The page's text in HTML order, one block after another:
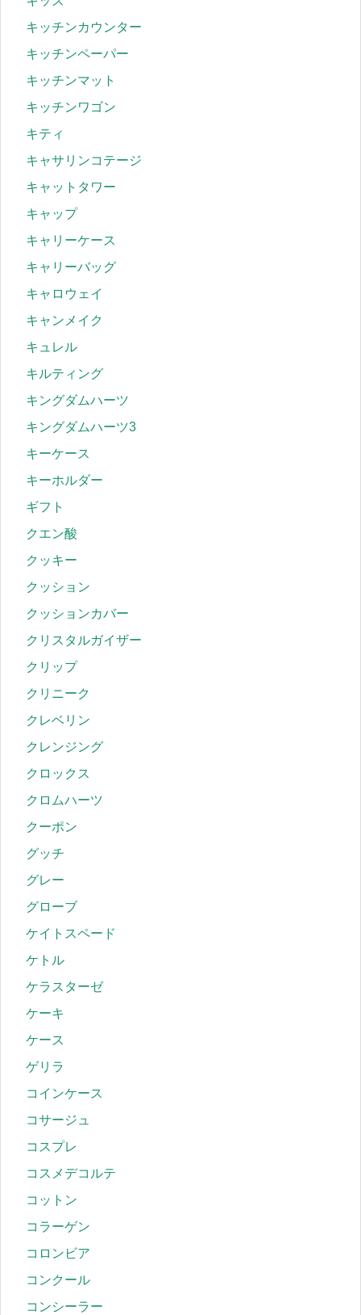
キッチンカウンター
キッチンペーパー
キッチンマット
キッチンワゴン
キティ
キャサリンコテージ
キャットタワー
キャップ
キャリーケース
キャリーバッグ
キャロウェイ
キャンメイク
キュレル
キルティング
キングダムハーツ
キングダムハーツ3
キーケース
キーホルダー
ギフト
クエン酸
クッキー
クッション
クッションカバー
クリスタルガイザー
クリップ
クリニーク
クレベリン
クレンジング
クロックス
クロムハーツ
クーポン
グッチ
グレー
グローブ
ケイトスペード
ケトル
ケラスターゼ
ケーキ
ケース
ゲリラ
コインケース
コサージュ
コスプレ
コスメデコルテ
コットン
コラーゲン
コロンビア
コンクール
コンシーラー